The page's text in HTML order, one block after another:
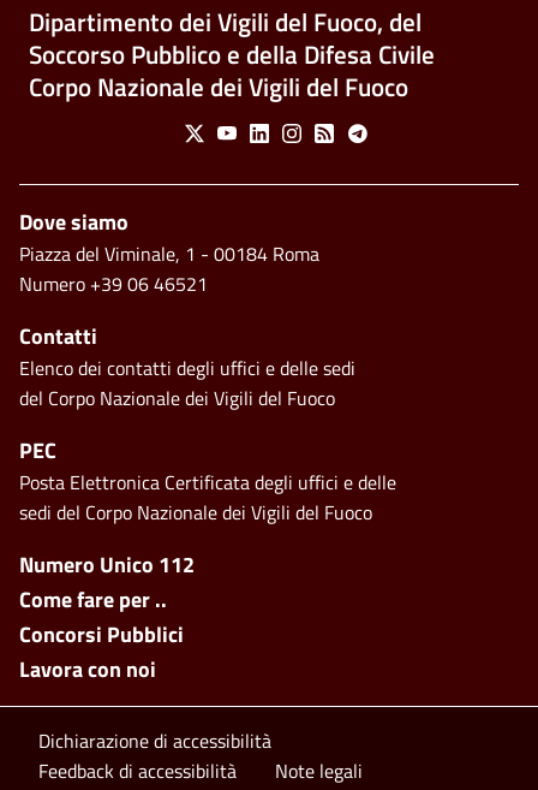
Dipartimento dei Vigili del Fuoco, del
Soccorso Pubblico e della Difesa Civile
Corpo Nazionale dei Vigili del Fuoco
Social Menu
X YoutubeLinkedinInstagram
Feed Telegram
Footer side menu
Numero Unico 112
Come fare per ..
Concorsi Pubblici
Lavora con noi
Piè di pagina
Dove siamo
Piazza del Viminale, 1 - 00184 Roma
Numero +39 06 46521
Contatti
Elenco dei contatti degli uffici e delle sedi
del Corpo Nazionale dei Vigili del Fuoco
PEC
Posta Elettronica Certificata degli uffici e delle
sedi del Corpo Nazionale dei Vigili del Fuoco
Footer bottom
Dichiarazione di accessibilità
Feedback di accessibilità
Note legali